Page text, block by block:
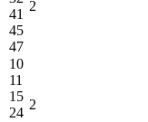
41
45
47
2
10
11
15
24
2